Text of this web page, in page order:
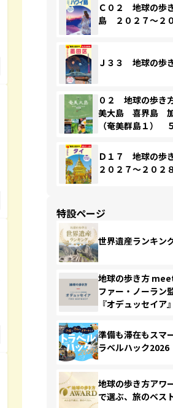
Ｃ０２ 地球の歩
島 ２０２７～２
Ｊ３３ 地球の歩
０２ 地球の歩
美大島 喜界島
（奄美群島１）
Ｄ１７ 地球の
２０２７～２０２
特設ページ
世界遺産ランキン
地球の歩き方
ファー・ノーラン
『オデュッセイア』
準備も滞在もス
ラベルハック2026
地球の歩き方ア
で選ぶ、旅のベスト